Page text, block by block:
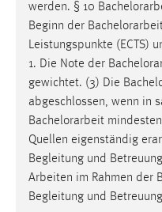
werden. § 10
Beginn der
Leistungspunkte (ECTS)
1. Die Note der
gewichtet. (3) Die
abgeschlossen, wenn in
Bachelorarbeit
Quellen eigenständig
Begleitung und
Arbeiten im Rahmen der
Begleitung und